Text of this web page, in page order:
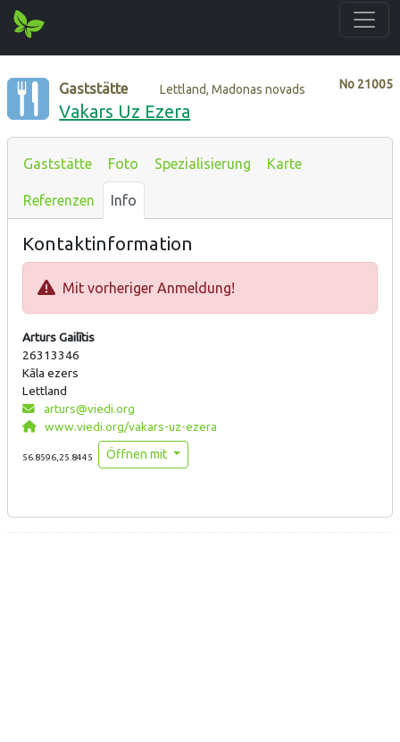
No 21005
Gaststätte Lettland, Madonas novads
Vakars Uz Ezera
Gaststätte Foto Spezialisierung Karte
Referenzen Info
Kontaktinformation
Mit vorheriger Anmeldung!
Arturs Gailītis
26313346
Kāla ezers
Lettland
arturs@viedi.org
www.viedi.org/vakars-uz-ezera
56.8596,25.8445 Öffnen mit